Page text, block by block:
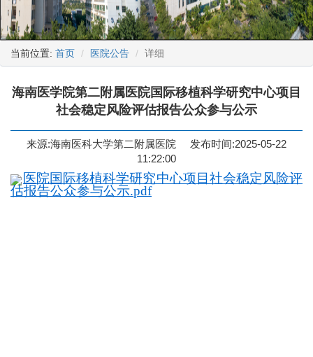
当前位置: 首页 医院公告 详细
海南医学院第二附属医院国际移植科学研究中心项目
社会稳定风险评估报告公众参与公示
来源:海南医科大学第二附属医院
发布时间:2025-05-22
11:22:00
医院国际移植科学研究中心项目社会稳定风险评
估报告公众参与公示.pdf